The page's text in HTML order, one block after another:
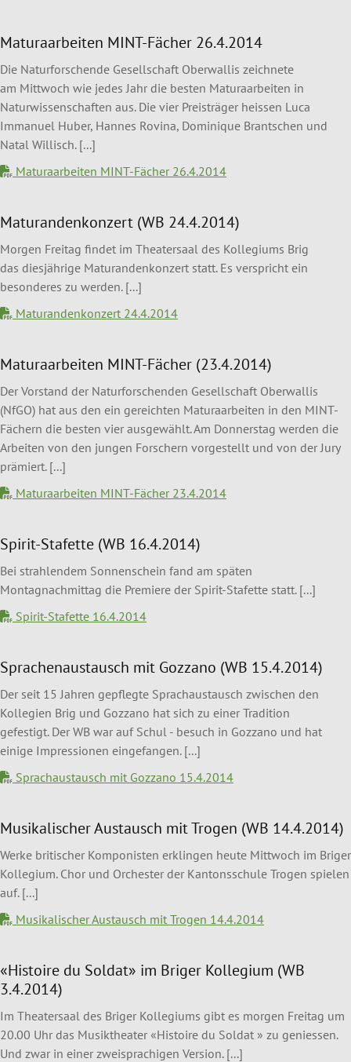
Maturaarbeiten MINT-Fächer 26.4.2014
Die Naturforschende Gesellschaft Oberwallis zeichnete
am Mittwoch wie jedes Jahr die besten Maturaarbeiten in
Naturwissenschaften aus. Die vier Preisträger heissen Luca
Immanuel Huber, Hannes Rovina, Dominique Brantschen und
Natal Willisch. [...]
Maturaarbeiten MINT-Fächer 26.4.2014
Maturandenkonzert (WB 24.4.2014)
Morgen Freitag findet im Theatersaal des Kollegiums Brig
das diesjährige Maturandenkonzert statt. Es verspricht ein
besonderes zu werden. [...]
Maturandenkonzert 24.4.2014
Maturaarbeiten MINT-Fächer (23.4.2014)
Der Vorstand der Naturforschenden Gesellschaft Oberwallis
(NfGO) hat aus den ein gereichten Maturaarbeiten in den MINT-
Fächern die besten vier ausgewählt. Am Donnerstag werden die
Arbeiten von den jungen Forschern vorgestellt und von der Jury
prämiert. [...]
Maturaarbeiten MINT-Fächer 23.4.2014
Spirit-Stafette (WB 16.4.2014)
Bei strahlendem Sonnenschein fand am späten
Montagnachmittag die Premiere der Spirit-Stafette statt. [...]
Spirit-Stafette 16.4.2014
Sprachenaustausch mit Gozzano (WB 15.4.2014)
Der seit 15 Jahren gepflegte Sprachaustausch zwischen den
Kollegien Brig und Gozzano hat sich zu einer Tradition
gefestigt. Der WB war auf Schul - besuch in Gozzano und hat
einige Impressionen eingefangen. [...]
Sprachaustausch mit Gozzano 15.4.2014
Musikalischer Austausch mit Trogen (WB 14.4.2014)
Werke britischer Komponisten erklingen heute Mittwoch im Briger
Kollegium. Chor und Orchester der Kantonsschule Trogen spielen
auf. [...]
Musikalischer Austausch mit Trogen 14.4.2014
«Histoire du Soldat» im Briger Kollegium (WB
3.4.2014)
Im Theatersaal des Briger Kollegiums gibt es morgen Freitag um
20.00 Uhr das Musiktheater «Histoire du Soldat » zu geniessen.
Und zwar in einer zweisprachigen Version. [...]